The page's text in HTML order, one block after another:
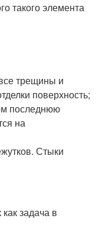
такого элемента
трещины и
поверхность;
последнюю
на
Стыки
задача в